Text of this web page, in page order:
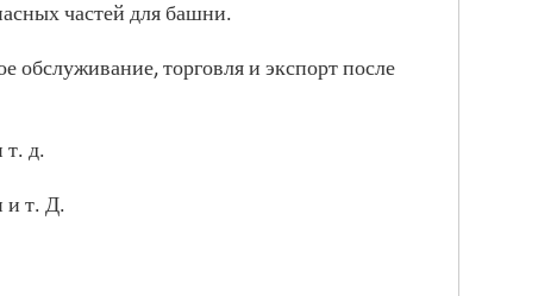
частей для башни.
обслуживание, торговля и экспорт после
т. д.
и т. Д.